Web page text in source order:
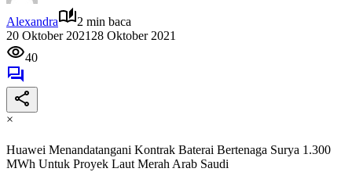
Alexandra
2 min baca
20 Oktober 2021 28 Oktober 2021
40
×
Huawei Menandatangani Kontrak Baterai Bertenaga Surya 1.300
MWh Untuk Proyek Laut Merah Arab Saudi